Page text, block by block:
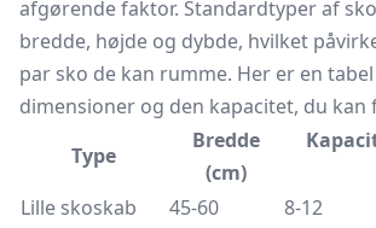
afgørende faktor. Standardtyper af
bredde, højde og dybde, hvilket
par sko de kan rumme. Her er en
dimensioner og den kapacitet, du kan
Type
Bredde
(cm)
Lille skoskab
45-60
8-12